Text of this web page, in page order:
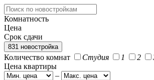
Комнатность
Цена
Срок сдачи
831 новостройка
Количество комнат Студия 1 2
Цена квартиры
–